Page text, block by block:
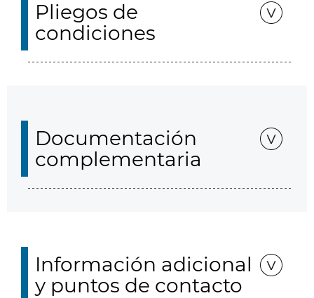
Pliegos de
condiciones
Documentación
complementaria
Información adicional
y puntos de contacto